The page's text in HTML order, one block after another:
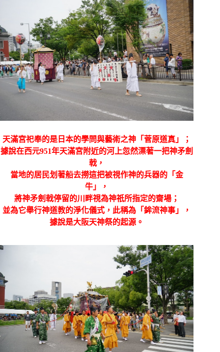
天滿宮祀奉的是日本的學問與藝術之神「菅原道真」；
據說在西元951年天滿宮附近的河上忽然漂著一把神矛劍
戟，
當地的居民划著船去撈這把被視作神的兵器的「金
牛」，
將神矛劍戟停留的川畔視為神祇所指定的齋場；
並為它舉行神道教的淨化儀式，此稱為「鉾流神事」，
據說是大阪天神祭的起源。